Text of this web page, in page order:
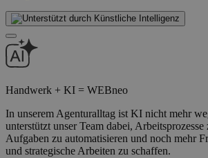
Handwerk + KI = WEBneo
In unserem Agenturalltag ist KI nicht mehr
unterstützt unser Team dabei,
Aufgaben zu automatisieren und noch mehr
und strategische Arbeiten zu schaffen.